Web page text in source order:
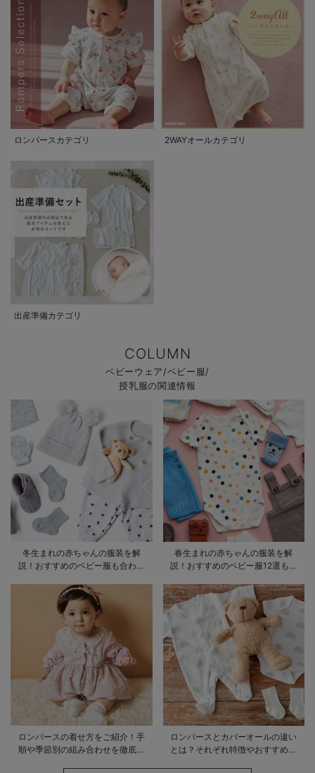
ロンパースカテゴリ 2WAYオールカテゴリ
出産準備カテゴリ
COLUMN
ベビーウェア/ベビー服/
授乳服の関連情報
冬生まれの赤ちゃんの服装を解
説！おすすめのベビー服も合わせ
春生まれの赤ちゃんの服装を解
説！おすすめのベビー服12選も合
ロンパースの着せ方をご紹介！手
順や季節別の組み合わせを徹底解
ロンパースとカバーオールの違い
とは？それぞれ特徴やおすすめ商